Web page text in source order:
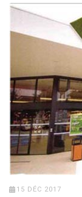
15 DÉC 2017